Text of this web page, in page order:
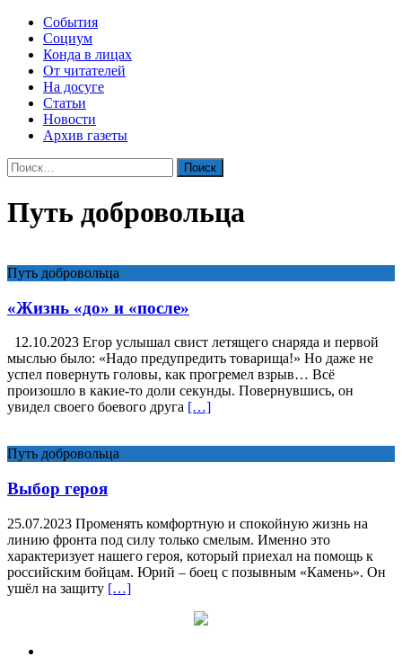
События
Социум
Конда в лицах
От читателей
На досуге
Статьи
Новости
Архив газеты
Найти:
Путь добровольца
Путь добровольца
«Жизнь «до» и «после»
12.10.2023 Егор услышал свист летящего снаряда и первой
мыслью было: «Надо предупредить товарища!» Но даже не
успел повернуть головы, как прогремел взрыв… Всё
произошло в какие-то доли секунды. Повернувшись, он
увидел своего боевого друга […]
Путь добровольца
Выбор героя
25.07.2023 Променять комфортную и спокойную жизнь на
линию фронта под силу только смелым. Именно это
характеризует нашего героя, который приехал на помощь к
российским бойцам. Юрий – боец с позывным «Камень». Он
ушёл на защиту […]